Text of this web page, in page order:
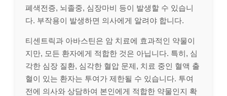
폐색전증, 뇌졸중, 심장마비 등이 발생할 수 있습니
다. 부작용이 발생하면 의사에게 알려야 합니다.
티센트릭과 아바스틴은 암 치료에 효과적인 약물이
지만, 모든 환자에게 적합한 것은 아닙니다. 특히, 심
각한 심장 질환, 심각한 혈압 문제, 치료 중인 혈액 출
혈이 있는 환자는 투여가 제한될 수 있습니다. 투여
전에 의사와 상담하여 본인에게 적합한 약물인지 확